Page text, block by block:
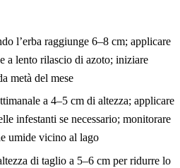
l’erba raggiunge 6–8 cm; applicare
a lento rilascio di azoto; iniziare
metà del mese
a 4–5 cm di altezza; applicare
infestanti se necessario; monitorare
umide vicino al lago
di taglio a 5–6 cm per ridurre lo